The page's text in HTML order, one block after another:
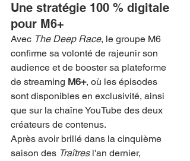
Une stratégie 100 % digitale
pour M6+
Avec The Deep Race, le groupe M6
confirme sa volonté de rajeunir son
audience et de booster sa plateforme
de streaming M6+, où les épisodes
sont disponibles en exclusivité, ainsi
que sur la chaîne YouTube des deux
créateurs de contenus.
Après avoir brillé dans la cinquième
saison des Traîtres l'an dernier,